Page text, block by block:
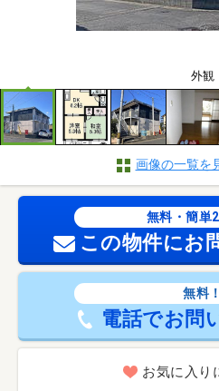
外観
画像の一覧を
無料・簡単
この物件にお
無料！
電話でお問
お気に入り